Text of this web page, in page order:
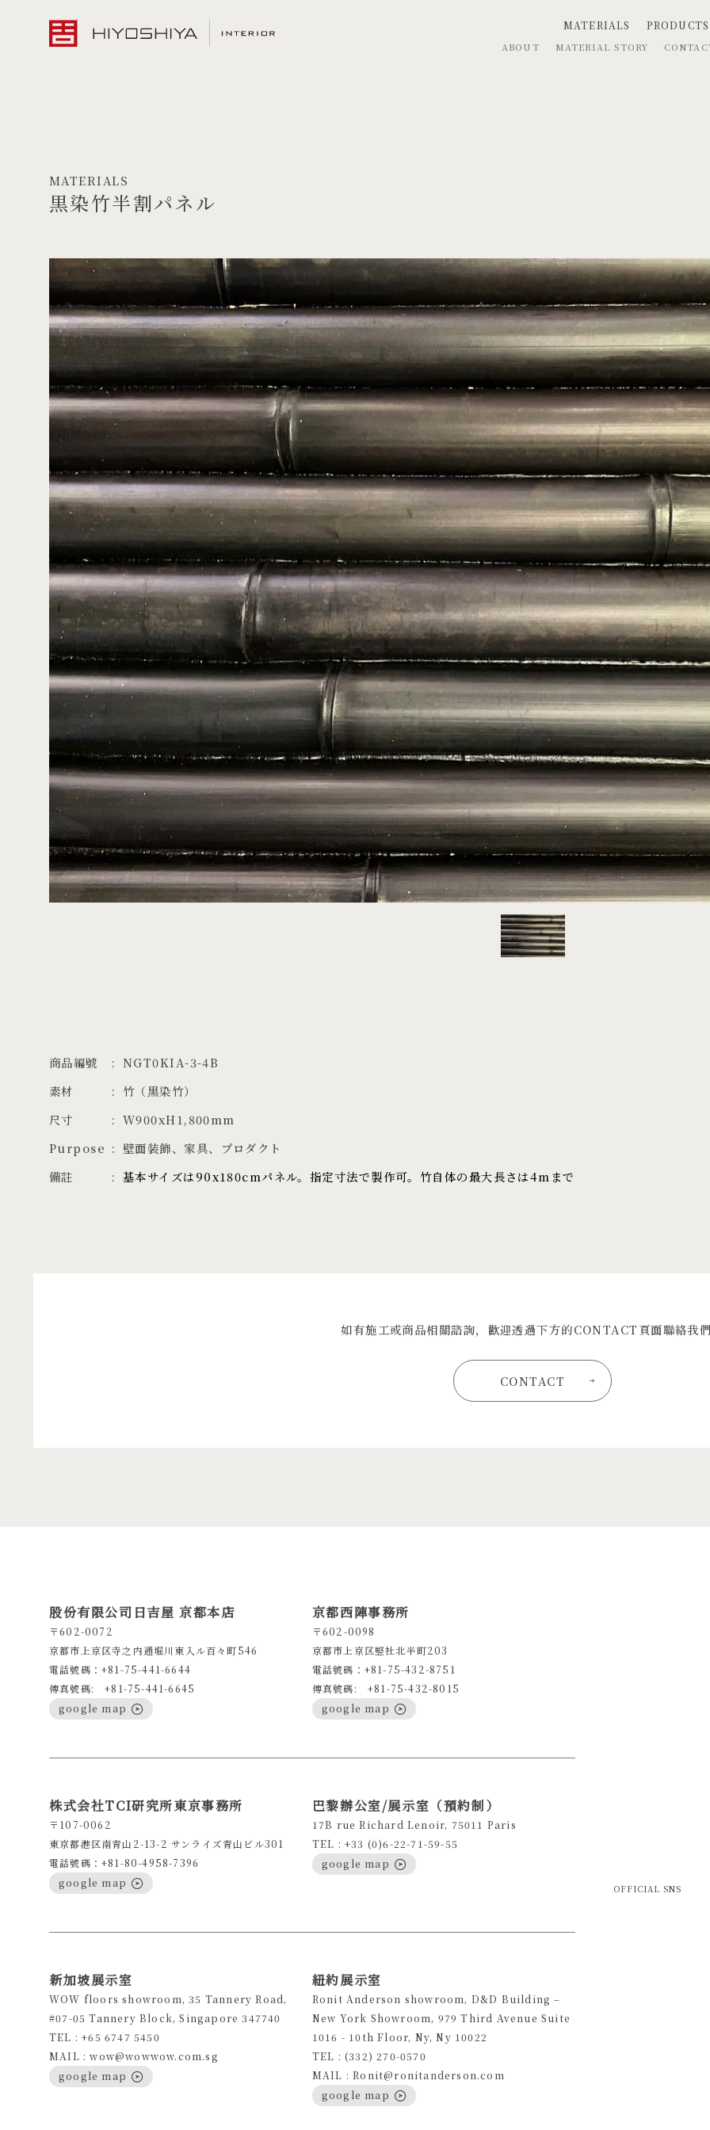
MATERIALS PRODUCTS
ABOUT MATERIAL STORY
MATERIALS
黒染竹半割パネル
商品編號
NGT0KIA-3-4B
素材
竹（黒染竹）
尺寸
W900xH1,800mm
Purpose
壁面装飾、家具、プロダクト
備註
基本サイズは90x180cmパネル。指定寸法で製作可。竹自体の最大長さは4mまで
如有施工或商品相關諮詢，歡迎透過下方的CONTACT頁面聯絡我
CONTACT
股份有限公司日吉屋 京都本店
〒602-0072
京都市上京区寺之内通堀川東入ル百々町546
電話號碼：+81-75-441-6644
傳真號碼: +81-75-441-6645
google map
京都西陣事務所
〒602-0098
京都市上京区竪社北半町203
電話號碼：+81-75-432-8751
傳真號碼: +81-75-432-8015
google map
株式会社TCI研究所東京事務所
〒107-0062
東京都港区南青山2-13-2 サンライズ青山ビル301
電話號碼：+81-80-4958-7396
google map
巴黎辦公室/展示室（預約制）
17B rue Richard Lenoir, 75011 Paris
TEL : +33 (0)6-22-71-59-55
google map
新加坡展示室
WOW floors showroom, 35 Tannery Road,
#07-05 Tannery Block, Singapore 347740
TEL : +65 6747 5450
MAIL : wow@wowwow.com.sg
google map
紐約展示室
Ronit Anderson showroom, D&D Building –
New York Showroom, 979 Third Avenue Suite
1016 - 10th Floor, Ny, Ny 10022
TEL : (332) 270-0570
MAIL : Ronit@ronitanderson.com
google map
OFFICIAL SNS